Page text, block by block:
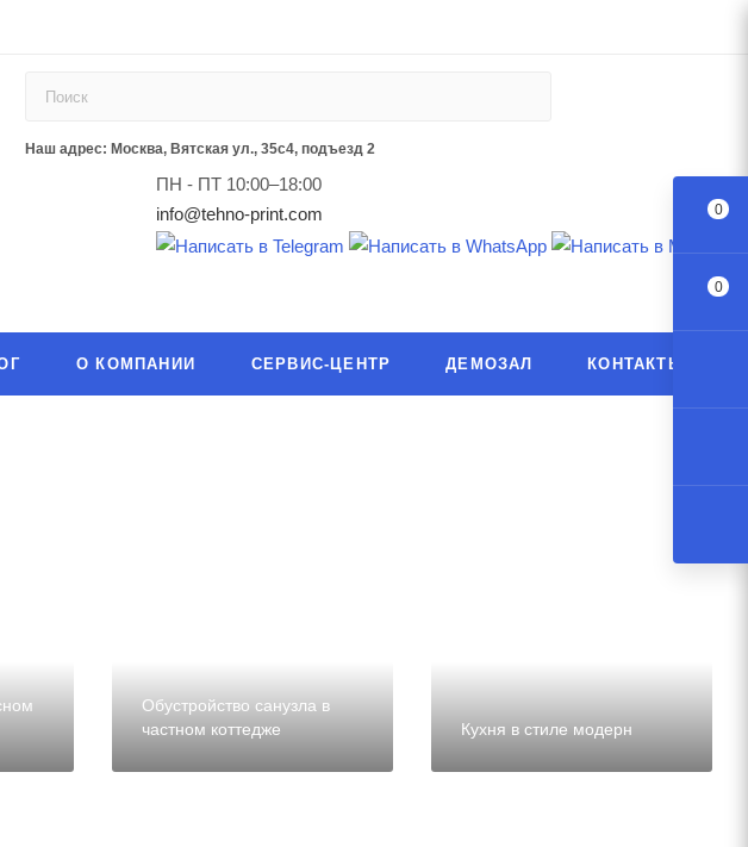
Наш адрес: Москва, Вятская ул., 35с4, подъезд 2
ПН - ПТ 10:00–18:00
info@tehno-print.com
О КОМПАНИИ СЕРВИС-ЦЕНТР ДЕМОЗАЛ КОНТАКТЫ
Обустройство санузла в
частном коттедже
Кухня в стиле модерн
0
0